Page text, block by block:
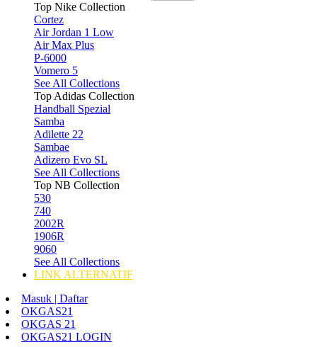
Top Nike Collection
Cortez
Air Jordan 1 Low
Air Max Plus
P-6000
Vomero 5
See All Collections
Top Adidas Collection
Handball Spezial
Samba
Adilette 22
Sambae
Adizero Evo SL
See All Collections
Top NB Collection
530
740
2002R
1906R
9060
See All Collections
LINK ALTERNATIF
Masuk | Daftar
OKGAS21
OKGAS 21
OKGAS21 LOGIN